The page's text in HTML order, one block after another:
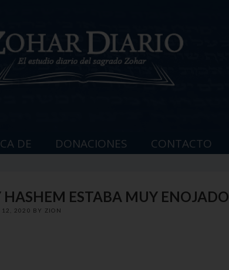
DE DONACIONES CONTACTO
ESTABA MUY ENOJADO
12, 2020 BY ZION